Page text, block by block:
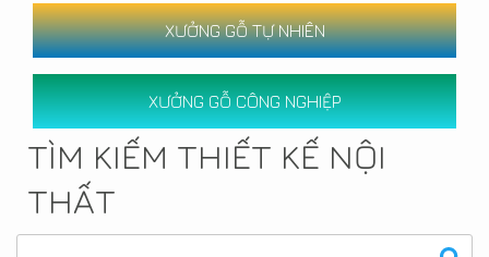
XƯỞNG GỖ TỰ NHIÊN
XƯỞNG GỖ CÔNG NGHIỆP
TÌM KIẾM THIẾT KẾ NỘI
THẤT